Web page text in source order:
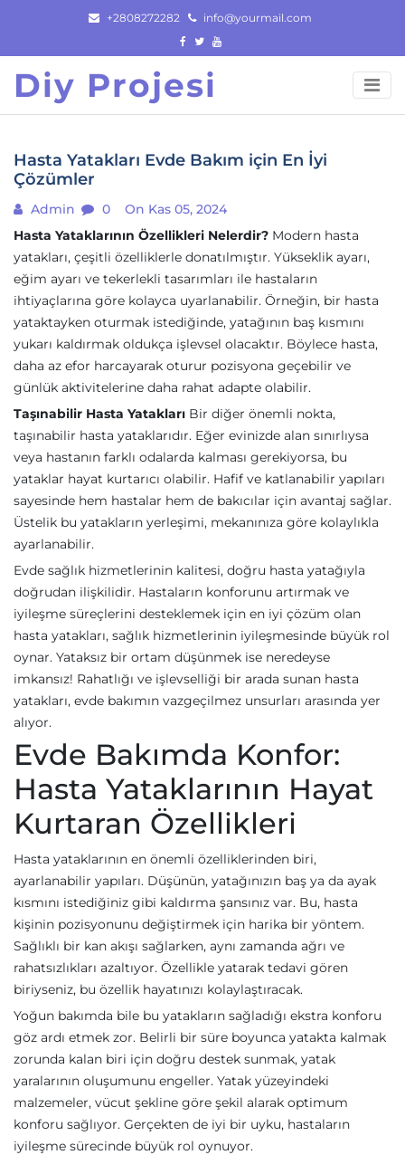
content
+2808272282 info@yourmail.com
Diy Projesi
Hasta Yatakları Evde Bakım için En İyi
Çözümler
Admin 0
On Kas 05, 2024
Hasta Yataklarının Özellikleri Nelerdir? Modern hasta
yatakları, çeşitli özelliklerle donatılmıştır. Yükseklik ayarı,
eğim ayarı ve tekerlekli tasarımları ile hastaların
ihtiyaçlarına göre kolayca uyarlanabilir. Örneğin, bir hasta
yataktayken oturmak istediğinde, yatağının baş kısmını
yukarı kaldırmak oldukça işlevsel olacaktır. Böylece hasta,
daha az efor harcayarak oturur pozisyona geçebilir ve
günlük aktivitelerine daha rahat adapte olabilir.
Taşınabilir Hasta Yatakları Bir diğer önemli nokta,
taşınabilir hasta yataklarıdır. Eğer evinizde alan sınırlıysa
veya hastanın farklı odalarda kalması gerekiyorsa, bu
yataklar hayat kurtarıcı olabilir. Hafif ve katlanabilir yapıları
sayesinde hem hastalar hem de bakıcılar için avantaj sağlar.
Üstelik bu yatakların yerleşimi, mekanınıza göre kolaylıkla
ayarlanabilir.
Evde sağlık hizmetlerinin kalitesi, doğru hasta yatağıyla
doğrudan ilişkilidir. Hastaların konforunu artırmak ve
iyileşme süreçlerini desteklemek için en iyi çözüm olan
hasta yatakları, sağlık hizmetlerinin iyileşmesinde büyük rol
oynar. Yataksız bir ortam düşünmek ise neredeyse
imkansız! Rahatlığı ve işlevselliği bir arada sunan hasta
yatakları, evde bakımın vazgeçilmez unsurları arasında yer
alıyor.
Evde Bakımda Konfor:
Hasta Yataklarının Hayat
Kurtaran Özellikleri
Hasta yataklarının en önemli özelliklerinden biri,
ayarlanabilir yapıları. Düşünün, yatağınızın baş ya da ayak
kısmını istediğiniz gibi kaldırma şansınız var. Bu, hasta
kişinin pozisyonunu değiştirmek için harika bir yöntem.
Sağlıklı bir kan akışı sağlarken, aynı zamanda ağrı ve
rahatsızlıkları azaltıyor. Özellikle yatarak tedavi gören
biriyseniz, bu özellik hayatınızı kolaylaştıracak.
Yoğun bakımda bile bu yatakların sağladığı ekstra konforu
göz ardı etmek zor. Belirli bir süre boyunca yatakta kalmak
zorunda kalan biri için doğru destek sunmak, yatak
yaralarının oluşumunu engeller. Yatak yüzeyindeki
malzemeler, vücut şekline göre şekil alarak optimum
konforu sağlıyor. Gerçekten de iyi bir uyku, hastaların
iyileşme sürecinde büyük rol oynuyor.